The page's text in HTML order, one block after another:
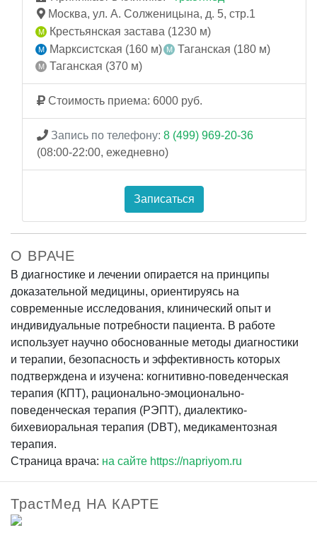
Москва, ул. А. Солженицына, д. 5, стр.1
Крестьянская застава (1230 м)
Марксистская (160 м)
Таганская (180 м)
Таганская (370 м)
Стоимость приема: 6000 руб.
Запись по телефону: 8 (499) 969-20-36
(08:00-22:00, ежедневно)
Записаться
О ВРАЧЕ
В диагностике и лечении опирается на принципы
доказательной медицины, ориентируясь на
современные исследования, клинический опыт и
индивидуальные потребности пациента. В работе
использует научно обоснованные методы диагностики
и терапии, безопасность и эффективность которых
подтверждена и изучена: когнитивно-поведенческая
терапия (КПТ), рационально-эмоционально-
поведенческая терапия (РЭПТ), диалектико-
бихевиоральная терапия (DBT), медикаментозная
терапия.
Страница врача: на сайте https://napriyom.ru
ТрастМед НА КАРТЕ